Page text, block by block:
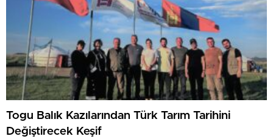
Togu Balık Kazılarından Türk Tarım Tarihini
Değiştirecek Keşif